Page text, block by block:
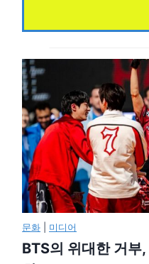
문화 미디어
BTS의 위대한 거부,